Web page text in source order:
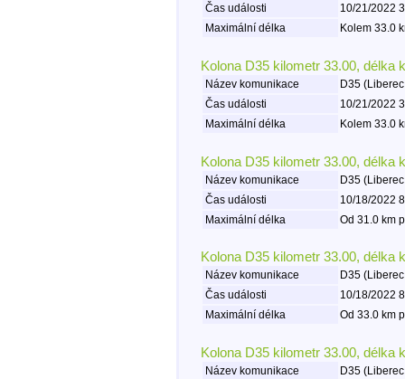
Čas události
10/21/2022
Maximální délka
Kolem 33.0
Kolona D35 kilometr 33.00, délka
Název komunikace
D35
Čas události
10/21/2022
Maximální délka
Kolem 33.0
Kolona D35 kilometr 33.00, délka
Název komunikace
D35
Čas události
10/18/2022
Maximální délka
Od 31.0 km
Kolona D35 kilometr 33.00, délka
Název komunikace
D35
Čas události
10/18/2022
Maximální délka
Od 33.0 km
Kolona D35 kilometr 33.00, délka
Název komunikace
D35